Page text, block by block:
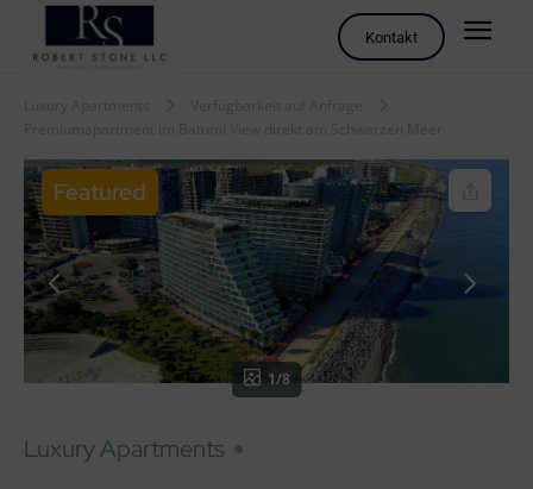
Kontakt
Luxury Apartments
Verfügbarkeit auf Anfrage
Premiumapartment im Batumi View direkt am Schwarzen Meer
Featured
1/8
Luxury Apartments